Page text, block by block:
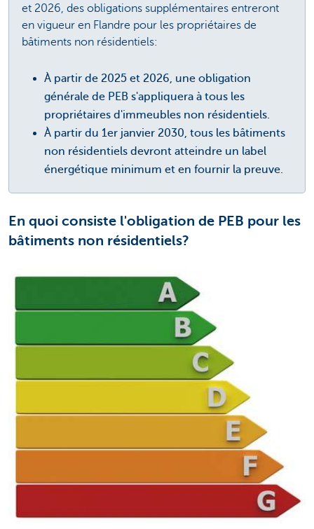
et 2026, des obligations supplémentaires entreront
en vigueur en Flandre pour les propriétaires de
bâtiments non résidentiels:
À partir de 2025 et 2026, une obligation
générale de PEB s'appliquera à tous les
propriétaires d'immeubles non résidentiels.
À partir du 1er janvier 2030, tous les bâtiments
non résidentiels devront atteindre un label
énergétique minimum et en fournir la preuve.
En quoi consiste l'obligation de PEB pour les
bâtiments non résidentiels?